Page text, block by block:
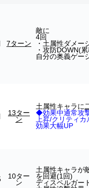
7ターン
敵に
4回
・土属性ダメー
・攻防DOWN(
自分の奥義ゲー
13ター
ン
土属性キャラに
◆効果中通常攻
上昇/クリティ
効果大幅UP
10ター
ン
土属性キャラが
を回避(1回)
ディスペルガー